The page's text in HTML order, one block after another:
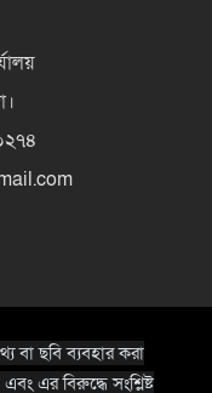
বা ছবি ব্যবহার করা
এর বিরুদ্ধে সংশ্লিষ্ট